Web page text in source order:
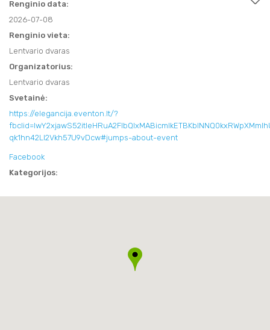
TRAKIEČIO KORTELĖ
INFORMACIJA VERSLUI
Renginio data:
2026-07-08
Renginio vieta:
Lentvario dvaras
Organizatorius:
Lentvario dvaras
Svetainė:
https://elegancija.eventon.lt/?
qk1hn42LI2Vkh57U9vDcw#jumps-about-event
Facebook
Kategorijos:
FILMAI
KITI
KALĖDINIAI RENGINIAI
TRAKAI JUMS
KAVINĖS IR RESTORANAI
KONFERENCIJŲ ORGANIZAVIMAS
TRAKIEČIO KORTELĖ
STOVYKLOS